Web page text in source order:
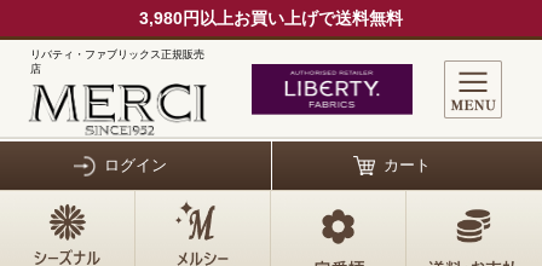
3,980円以上お買い上げで送料無料
リバティ・ファブリックス正規販売
店
ログイン カート